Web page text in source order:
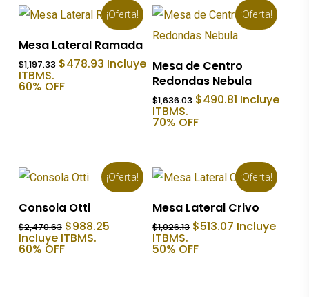
¡Oferta!
Añadir Al Carrito
Mesa Lateral Ramada
$1,197.33 El
original
$478.93El
precio
Incluye
ITBMS.
60% OFF
¡Oferta!
Añadir Al Carrito
Mesa de Centro
Redondas Nebula
$1,636.03 El
original
$490.81 El
precio
Incluye
ITBMS.
70% OFF
¡Oferta!
Añadir Al Carrito
Consola Otti
$2,470.63 El
precio
original
$988.25El
Incluye ITBMS.
60% OFF
¡Oferta!
Añadir Al Carrito
Mesa Lateral Crivo
$1,026.13 El
original
$513.07 El
precio
Incluye
ITBMS.
50% OFF